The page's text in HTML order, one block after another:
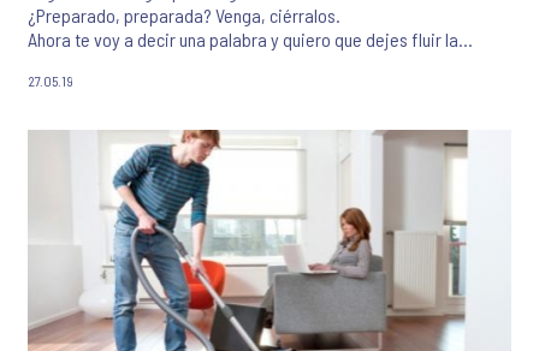
¿Preparado, preparada? Venga, ciérralos.
Ahora te voy a decir una palabra y quiero que dejes fluir la
esa palabra, sin darle muchas vueltas, sin pensarlo demasiado.
has visto a raíz de esa palabra.
La palabra que quiero que sirva de estímulo es… es… es…
Sin abrir los ojos… ¿qué imágenes ves?
27.05.19